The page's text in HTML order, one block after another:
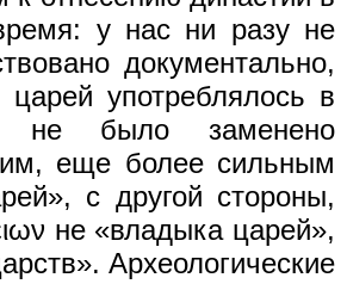
у нас ни разу не
документально,
употреблялось в
не было заменено
еще более сильным
с другой стороны,
не «владыка царей»,
Археологические